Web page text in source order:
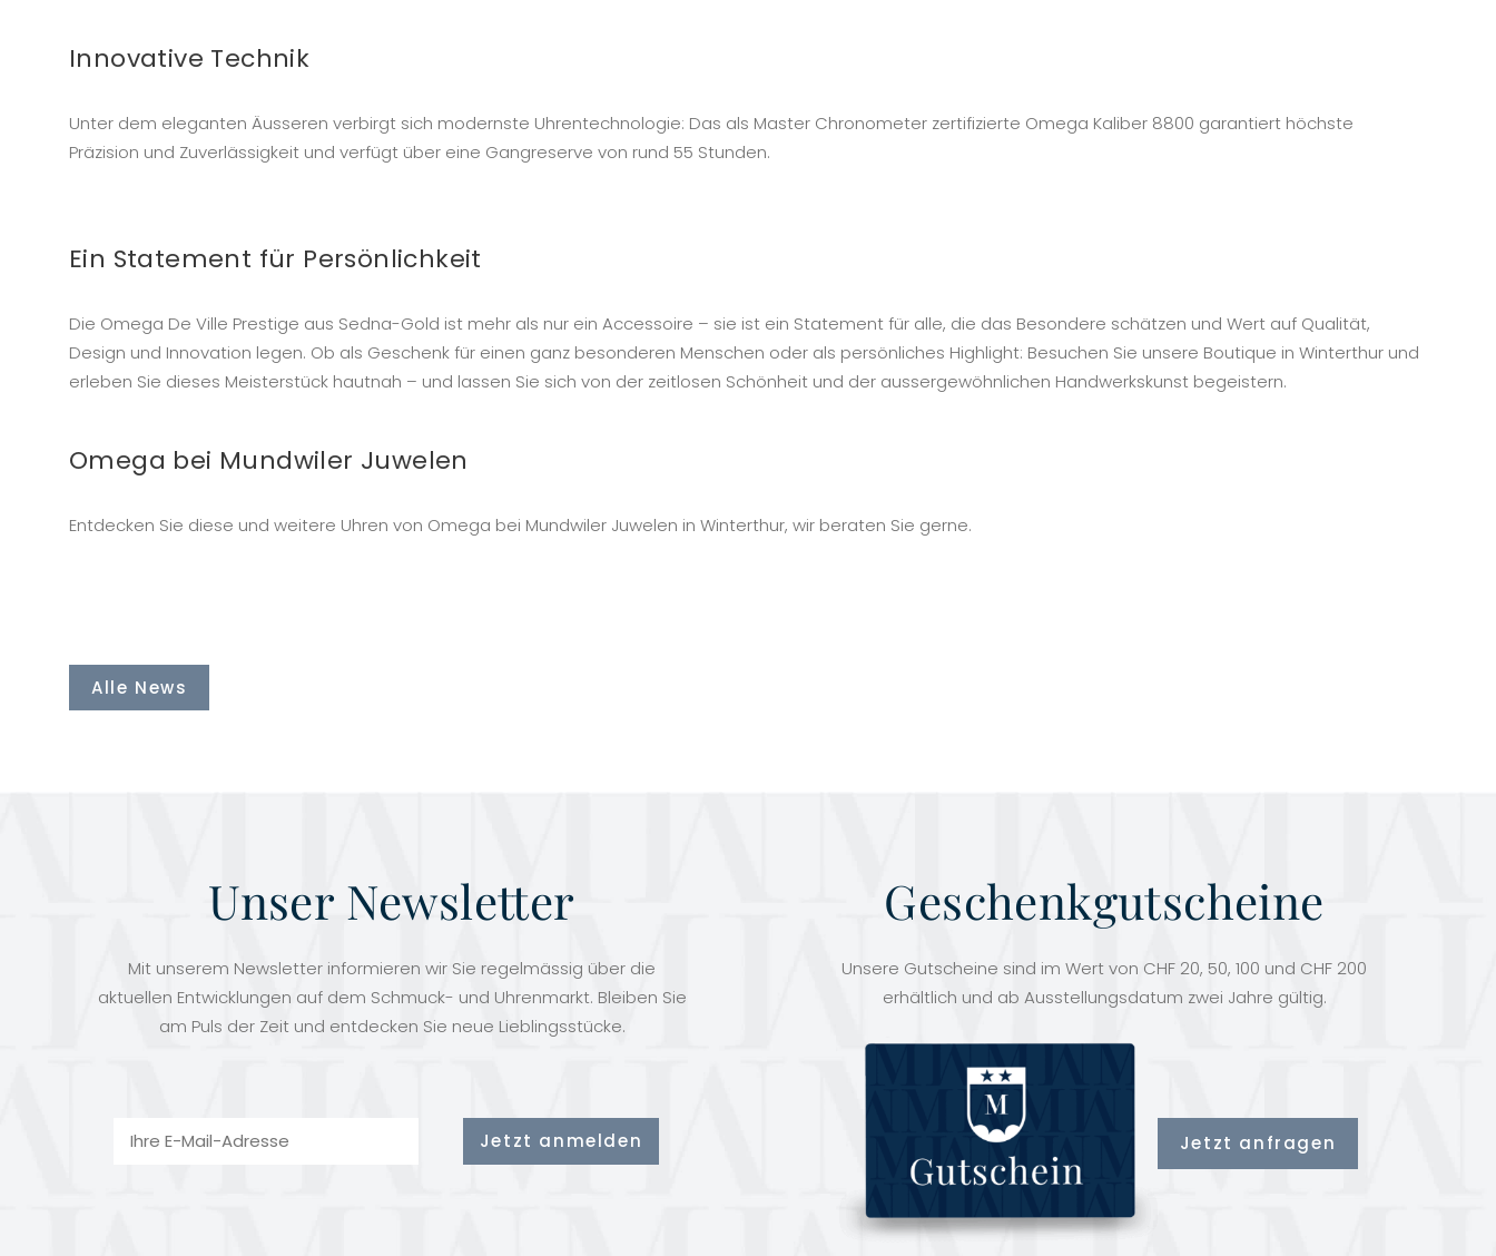
Innovative Technik
Unter dem eleganten Äusseren verbirgt sich modernste Uhrentechnologie: Das als Master Chronometer zertifizierte Omega Kaliber 8800 garantiert höchste
Präzision und Zuverlässigkeit und verfügt über eine Gangreserve von rund 55 Stunden.
Ein Statement für Persönlichkeit
Die Omega De Ville Prestige aus Sedna-Gold ist mehr als nur ein Accessoire – sie ist ein Statement für alle, die das Besondere schätzen und Wert auf Qualität,
Design und Innovation legen. Ob als Geschenk für einen ganz besonderen Menschen oder als persönliches Highlight: Besuchen Sie unsere Boutique in Winterthur und
erleben Sie dieses Meisterstück hautnah – und lassen Sie sich von der zeitlosen Schönheit und der aussergewöhnlichen Handwerkskunst begeistern.
Omega bei Mundwiler Juwelen
Entdecken Sie diese und weitere Uhren von Omega bei Mundwiler Juwelen in Winterthur, wir beraten Sie gerne.
Alle News
Unser Newsletter
Mit unserem Newsletter informieren wir Sie regelmässig über die
aktuellen Entwicklungen auf dem Schmuck- und Uhrenmarkt. Bleiben Sie
am Puls der Zeit und entdecken Sie neue Lieblingsstücke.
Geschenkgutscheine
Unsere Gutscheine sind im Wert von CHF 20, 50, 100 und CHF 200
erhältlich und ab Ausstellungsdatum zwei Jahre gültig.
Jetzt anfragen